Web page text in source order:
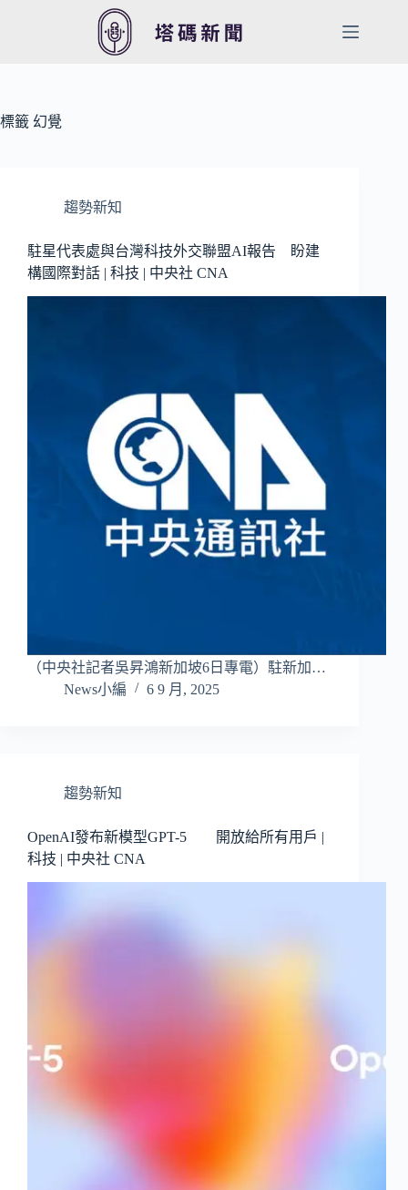
容
標籤 幻覺
趨勢新知
駐星代表處與台灣科技外交聯盟AI報告 盼建
構國際對話 | 科技 | 中央社 CNA
（中央社記者吳昇鴻新加坡6日專電）駐新加…
News小編
6 9 月, 2025
趨勢新知
OpenAI發布新模型GPT-5 開放給所有用戶 |
科技 | 中央社 CNA